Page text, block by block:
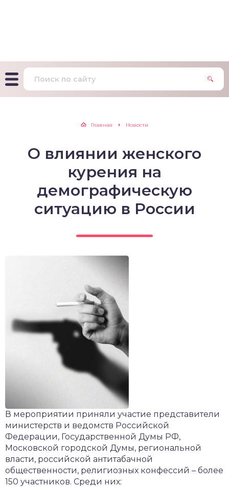
Главная Новости
О влиянии женского
курения на
демографическую
ситуацию в России
В мероприятии приняли участие представители
министерств и ведомств Российской
Федерации, Государственной Думы РФ,
Московской городской Думы, региональной
власти, российской антитабачной
общественности, религиозных конфессий – более
150 участников. Среди них:
на определение типа
поведения
зависимости
курильщика –